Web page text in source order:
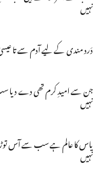
نہیں
دَرد مندی کے لیے آدم سے تا
جن سے امیدِ کرم تھی دے دیا
نہیں
یاس کا عالم ہے سب سے آس
نہیں